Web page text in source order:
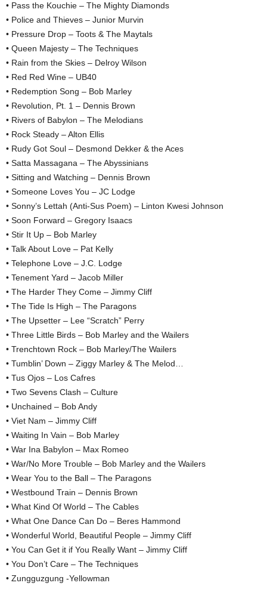
• Pass the Kouchie – The Mighty Diamonds
• Police and Thieves – Junior Murvin
• Pressure Drop – Toots & The Maytals
• Queen Majesty – The Techniques
• Rain from the Skies – Delroy Wilson
• Red Red Wine – UB40
• Redemption Song – Bob Marley
• Revolution, Pt. 1 – Dennis Brown
• Rivers of Babylon – The Melodians
• Rock Steady – Alton Ellis
• Rudy Got Soul – Desmond Dekker & the Aces
• Satta Massagana – The Abyssinians
• Sitting and Watching – Dennis Brown
• Someone Loves You – JC Lodge
• Sonny’s Lettah (Anti-Sus Poem) – Linton Kwesi Johnson
• Soon Forward – Gregory Isaacs
• Stir It Up – Bob Marley
• Talk About Love – Pat Kelly
• Telephone Love – J.C. Lodge
• Tenement Yard – Jacob Miller
• The Harder They Come – Jimmy Cliff
• The Tide Is High – The Paragons
• The Upsetter – Lee “Scratch” Perry
• Three Little Birds – Bob Marley and the Wailers
• Trenchtown Rock – Bob Marley/The Wailers
• Tumblin’ Down – Ziggy Marley & The Melod…
• Tus Ojos – Los Cafres
• Two Sevens Clash – Culture
• Unchained – Bob Andy
• Viet Nam – Jimmy Cliff
• Waiting In Vain – Bob Marley
• War Ina Babylon – Max Romeo
• War/No More Trouble – Bob Marley and the Wailers
• Wear You to the Ball – The Paragons
• Westbound Train – Dennis Brown
• What Kind Of World – The Cables
• What One Dance Can Do – Beres Hammond
• Wonderful World, Beautiful People – Jimmy Cliff
• You Can Get it if You Really Want – Jimmy Cliff
• You Don’t Care – The Techniques
• Zungguzgung -Yellowman